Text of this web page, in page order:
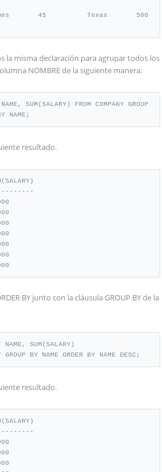
45          Texas       500
la misma declaración para agrupar todos los
NOMBRE de la siguiente manera:
SUM(SALARY) FROM COMPANY GROUP
NAME;
resultado.
BY junto con la cláusula GROUP BY de la
SUM(SALARY)
GROUP BY NAME ORDER BY NAME DESC;
resultado.